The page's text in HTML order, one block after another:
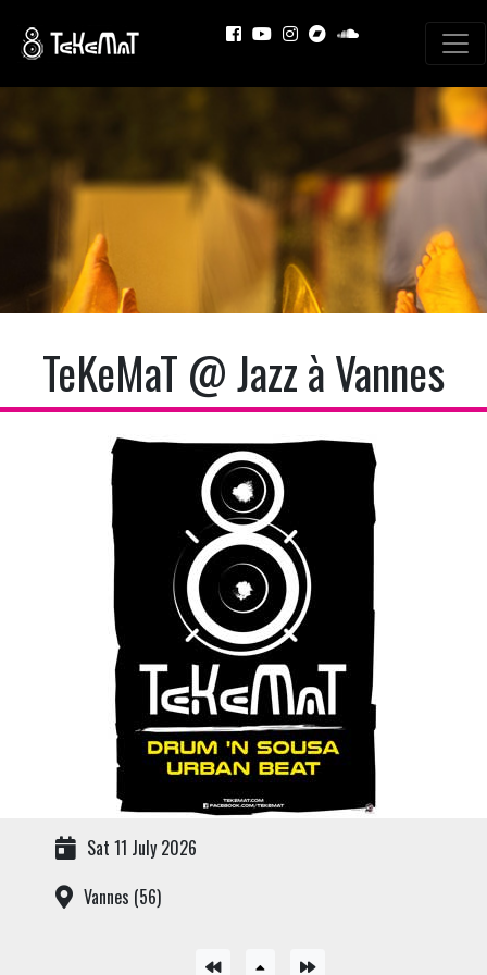
TeKeMaT @ Jazz à Vannes
Sat 11 July 2026
Vannes (56)